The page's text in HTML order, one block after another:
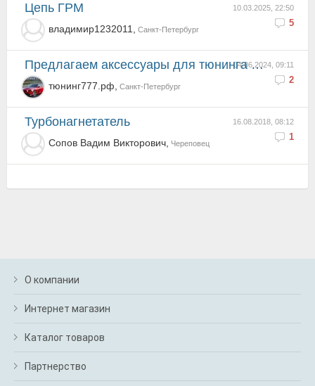
10.03.2025, 22:50
5
Цепь ГРМ
владимир1232011, Санкт-Петербург
04.06.2024, 09:11
2
Предлагаем аксессуары для тюнинга Эклипс Кросс !
тюнинг777.рф, Санкт-Петербург
16.08.2018, 08:12
1
турбонагнетатель
Сопов Вадим Викторович, Череповец
О компании
Интернет магазин
Каталог товаров
Партнерство